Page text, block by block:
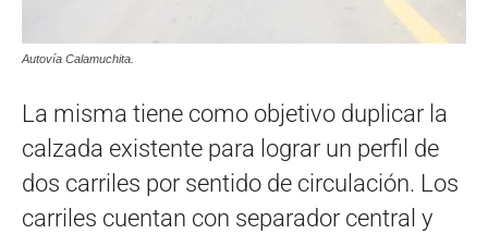
Autovía Calamuchita.
La misma tiene como objetivo duplicar la
calzada existente para lograr un perfil de
dos carriles por sentido de circulación. Los
carriles cuentan con separador central y